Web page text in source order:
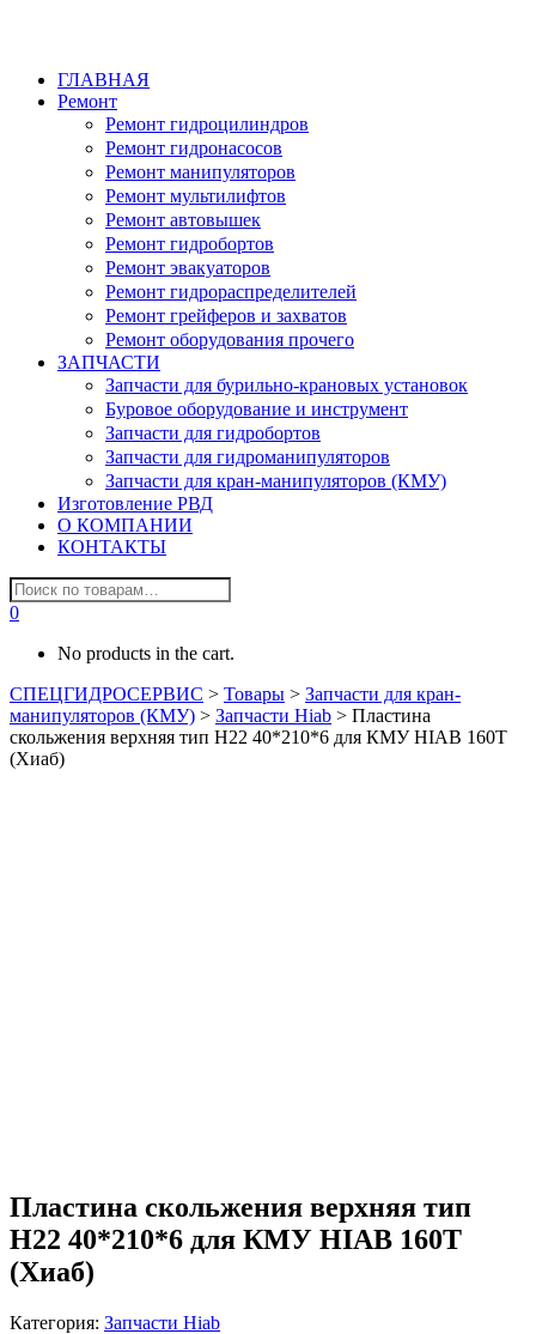
ГЛАВНАЯ
Ремонт
Ремонт гидроцилиндров
Ремонт гидронасосов
Ремонт манипуляторов
Ремонт мультилифтов
Ремонт автовышек
Ремонт гидробортов
Ремонт эвакуаторов
Ремонт гидрораспределителей
Ремонт грейферов и захватов
Ремонт оборудования прочего
ЗАПЧАСТИ
Запчасти для бурильно-крановых установок
Буровое оборудование и инструмент
Запчасти для гидробортов
Запчасти для гидроманипуляторов
Запчасти для кран-манипуляторов (КМУ)
Изготовление РВД
О КОМПАНИИ
КОНТАКТЫ
0
No products in the cart.
СПЕЦГИДРОСЕРВИС > Товары > Запчасти для кран-
манипуляторов (КМУ) > Запчасти Hiab > Пластина
скольжения верхняя тип H22 40*210*6 для КМУ HIAB 160T
(Хиаб)
Пластина скольжения верхняя тип
H22 40*210*6 для КМУ HIAB 160T
(Хиаб)
Категория: Запчасти Hiab